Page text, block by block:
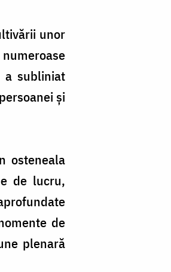
unor
a subliniat
și
osteneala
de lucru,
de
plenară